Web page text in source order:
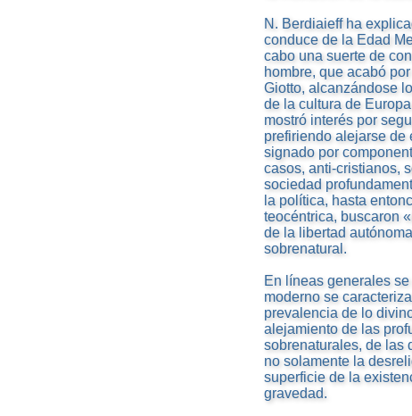
N. Berdiaieff ha
conduce de la Edad
cabo una suerte de
hombre, que acabó
Giotto, alcanzándose
de la cultura de
mostró interés por
prefiriendo alejarse de
signado por
casos, anti-cristianos,
sociedad
la política, hasta
teocéntrica, buscaron
de la libertad
sobrenatural.
En líneas generales
moderno se
prevalencia de lo
alejamiento de las
sobrenaturales, de las
no solamente la
superficie de la
gravedad.